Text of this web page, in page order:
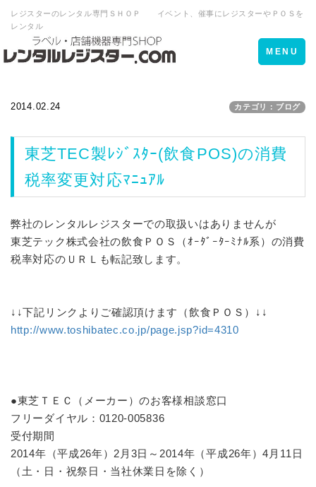
レジスターのレンタル専門ＳＨＯＰ イベント、催事にレジスターやＰＯＳを
レンタル
Toggle
navigation
MENU
2014.02.24 カテゴリ：ブログ
東芝TEC製ﾚｼﾞｽﾀｰ(飲食POS)の消費
税率変更対応ﾏﾆｭｱﾙ
弊社のレンタルレジスターでの取扱いはありませんが
東芝テック株式会社の飲食ＰＯＳ（ｵｰﾀﾞｰﾀｰﾐﾅﾙ系）の消費
税率対応のＵＲＬも転記致します。
↓↓下記リンクよりご確認頂けます（飲食ＰＯＳ）↓↓
http://www.toshibatec.co.jp/page.jsp?id=4310
●東芝ＴＥＣ（メーカー）のお客様相談窓口
フリーダイヤル：0120-005836
受付期間
2014年（平成26年）2月3日～2014年（平成26年）4月11日
（土・日・祝祭日・当社休業日を除く）